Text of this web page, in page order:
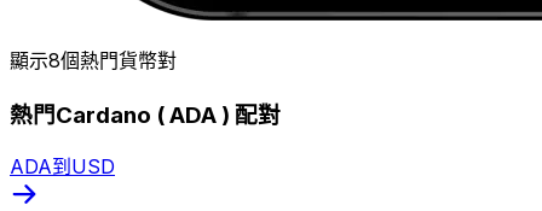
顯示8個熱門貨幣對
熱門Cardano ( ADA ) 配對
ADA到USD